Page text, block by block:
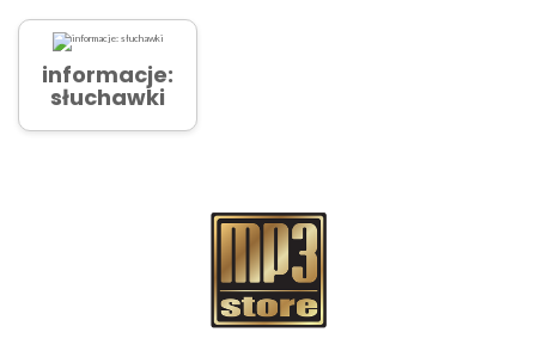
informacje:
słuchawki